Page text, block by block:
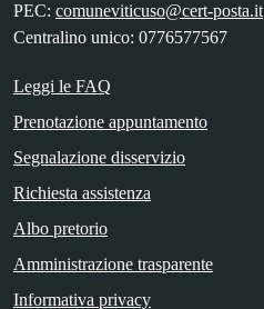
PEC: comuneviticuso@cert-posta.it
Centralino unico: 0776577567
Leggi le FAQ
Prenotazione appuntamento
Segnalazione disservizio
Richiesta assistenza
Albo pretorio
Amministrazione trasparente
Informativa privacy